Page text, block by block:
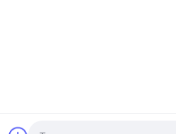
CTP Leverancier. Copyright ©